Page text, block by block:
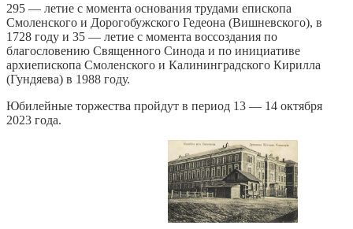
295 — летие с момента основания трудами епископа
Смоленского и Дорогобужского Гедеона (Вишневского), в
1728 году и 35 — летие с момента воссоздания по
благословению Священного Синода и по инициативе
архиепископа Смоленского и Калининградского Кирилла
(Гундяева) в 1988 году.
Юбилейные торжества пройдут в период 13 — 14 октября
2023 года.